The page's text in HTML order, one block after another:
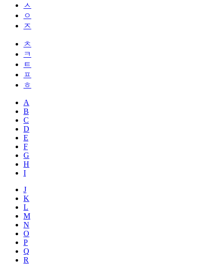
ㅅ
ㅇ
ㅈ
ㅊ
ㅋ
ㅌ
ㅍ
ㅎ
A
B
C
D
E
F
G
H
I
J
K
L
M
N
O
P
Q
R